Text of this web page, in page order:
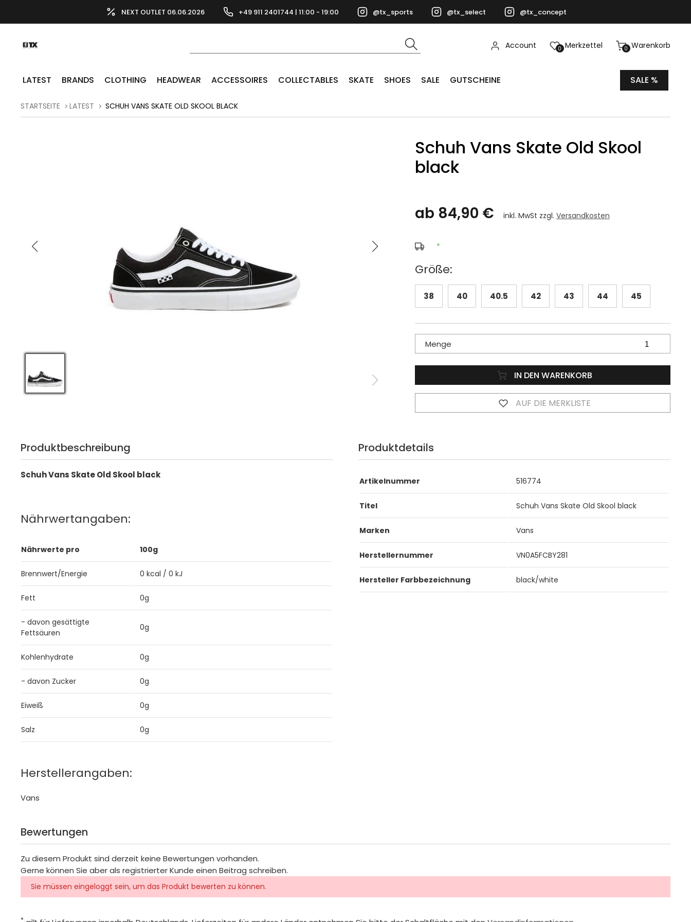
NEXT OUTLET 06.06.2026 +49 911 2401744 | 11:00 - 19:00 @tx_sports @tx_select @tx_concept
0 Warenkorb
0 Merkzettel
Account
LATEST BRANDS CLOTHING HEADWEAR ACCESSOIRES COLLECTABLES SKATE SHOES SALE GUTSCHEINE SALE %
STARTSEITE LATEST SCHUH VANS SKATE OLD SKOOL BLACK
Schuh Vans Skate Old Skool
black
ab 84,90 € inkl. MwSt zzgl. Versandkosten
*
Größe:
38 40 40.5 42 43 44 45
Menge
IN DEN WARENKORB
AUF DIE MERKLISTE
Produktbeschreibung
Schuh Vans Skate Old Skool black
Nährwertangaben:
Nährwerte pro 100g
Brennwert/Energie 0 kcal / 0 kJ
Fett 0g
- davon gesättigte
Fettsäuren
0g
Kohlenhydrate 0g
- davon Zucker 0g
Eiweiß 0g
Salz 0g
Herstellerangaben:
Vans
Produktdetails
Artikelnummer 516774
Titel Schuh Vans Skate Old Skool black
Marken Vans
Herstellernummer VN0A5FCBY281
Hersteller Farbbezeichnung black/white
Bewertungen
Zu diesem Produkt sind derzeit keine Bewertungen vorhanden.
Gerne können Sie aber als registrierter Kunde einen Beitrag schreiben.
Sie müssen eingeloggt sein, um das Produkt bewerten zu können.
*